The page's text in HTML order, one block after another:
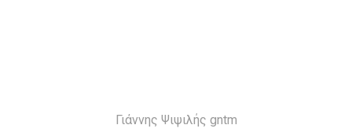
Γιάννης Ψιψιλής gntm